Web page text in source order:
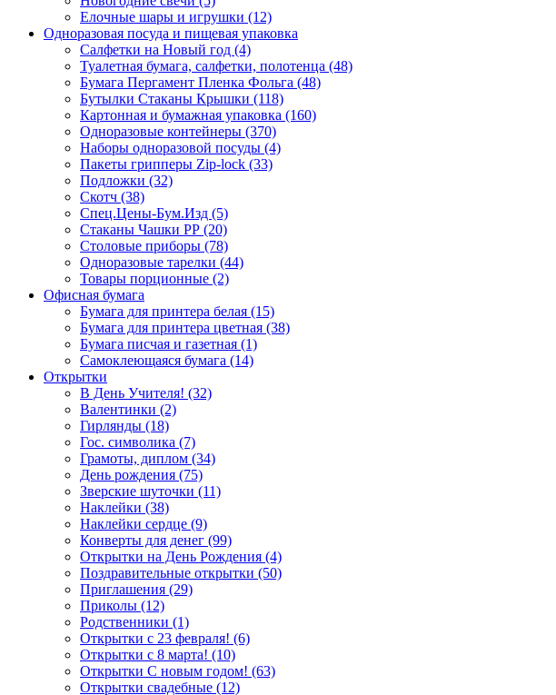
Елочные шары и игрушки (12)
Одноразовая посуда и пищевая упаковка
Салфетки на Новый год (4)
Туалетная бумага, салфетки, полотенца (48)
Бумага Пергамент Пленка Фольга (48)
Бутылки Стаканы Крышки (118)
Картонная и бумажная упаковка (160)
Одноразовые контейнеры (370)
Наборы одноразовой посуды (4)
Пакеты грипперы Zip-lock (33)
Подложки (32)
Скотч (38)
Спец.Цены-Бум.Изд (5)
Стаканы Чашки РР (20)
Столовые приборы (78)
Одноразовые тарелки (44)
Товары порционные (2)
Офисная бумага
Бумага для принтера белая (15)
Бумага для принтера цветная (38)
Бумага писчая и газетная (1)
Самоклеющаяся бумага (14)
Открытки
В День Учителя! (32)
Валентинки (2)
Гирлянды (18)
Гос. символика (7)
Грамоты, диплом (34)
День рождения (75)
Зверские шуточки (11)
Наклейки (38)
Наклейки сердце (9)
Конверты для денег (99)
Открытки на День Рождения (4)
Поздравительные открытки (50)
Приглашения (29)
Приколы (12)
Родственники (1)
Открытки с 23 февраля! (6)
Открытки с 8 марта! (10)
Открытки С новым годом! (63)
Открытки свадебные (12)